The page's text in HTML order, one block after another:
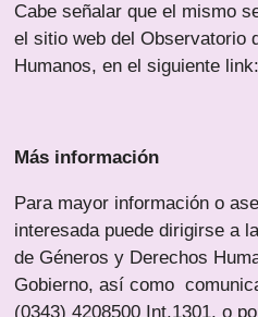
Cabe señalar que el mismo
el sitio web del Observatorio
Humanos, en el siguiente
Más información
Para mayor información o
interesada puede dirigirse a
de Géneros y Derechos
Gobierno, así como
(0343) 4208500 Int.1301, o